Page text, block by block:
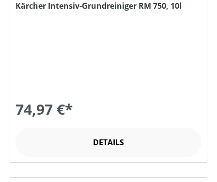
Kärcher Intensiv-Grundreiniger RM 750, 10l
74,97 €*
DETAILS